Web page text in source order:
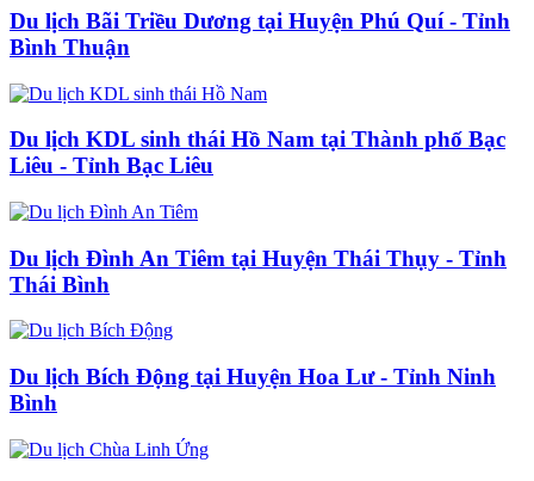
Du lịch Bãi Triều Dương tại Huyện Phú Quí - Tỉnh
Bình Thuận
Du lịch KDL sinh thái Hồ Nam tại Thành phố Bạc
Liêu - Tỉnh Bạc Liêu
Du lịch Đình An Tiêm tại Huyện Thái Thụy - Tỉnh
Thái Bình
Du lịch Bích Động tại Huyện Hoa Lư - Tỉnh Ninh
Bình